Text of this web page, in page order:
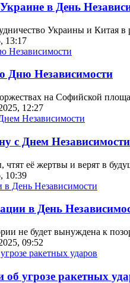
в День
Украины и Китая
13:17
Дню Независимости
на Софийской
12:27
с Днем Независимости
её жертвы и верят в
10:39
в День
не будет вынуждена к
09:52
угрозе ракетных